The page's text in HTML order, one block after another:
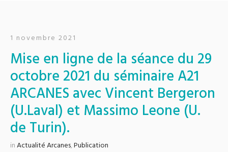
1 novembre 2021
Mise en ligne de la séance du 29
octobre 2021 du séminaire A21
ARCANES avec Vincent Bergeron
(U.Laval) et Massimo Leone (U.
de Turin).
inActualité Arcanes,Publication